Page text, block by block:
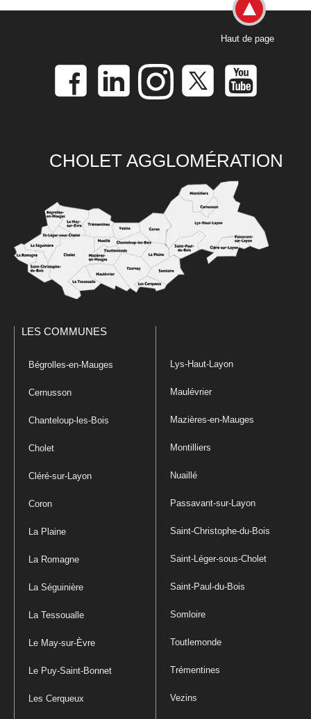
Haut de page
CHOLET AGGLOMÉRATION
LES COMMUNES
Bégrolles-en-Mauges
Cernusson
Chanteloup-les-Bois
Cholet
Cléré-sur-Layon
Coron
La Plaine
La Romagne
La Séguinière
La Tessoualle
Le May-sur-Èvre
Le Puy-Saint-Bonnet
Les Cerqueux
Lys-Haut-Layon
Maulévrier
Mazières-en-Mauges
Montilliers
Nuaillé
Passavant-sur-Layon
Saint-Christophe-du-Bois
Saint-Léger-sous-Cholet
Saint-Paul-du-Bois
Somloire
Toutlemonde
Trémentines
Vezins